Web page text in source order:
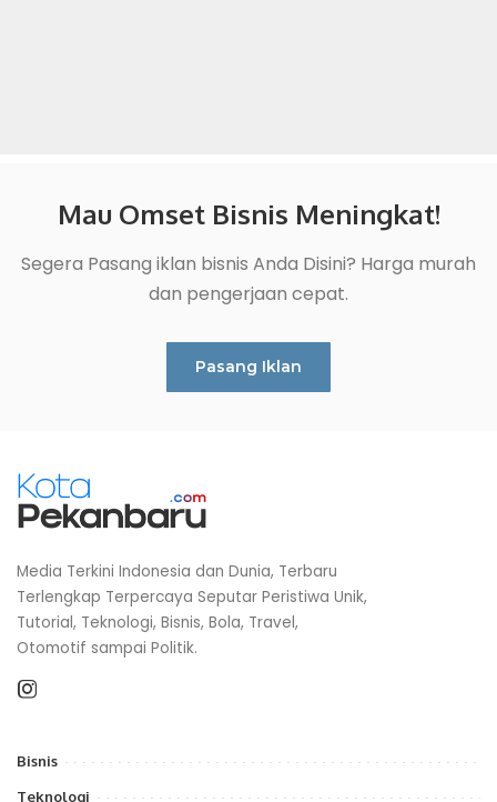
Mau Omset Bisnis Meningkat!
Segera Pasang iklan bisnis Anda Disini? Harga murah
dan pengerjaan cepat.
Pasang Iklan
Media Terkini Indonesia dan Dunia, Terbaru
Terlengkap Terpercaya Seputar Peristiwa Unik,
Tutorial, Teknologi, Bisnis, Bola, Travel,
Otomotif sampai Politik.
Bisnis
Teknologi